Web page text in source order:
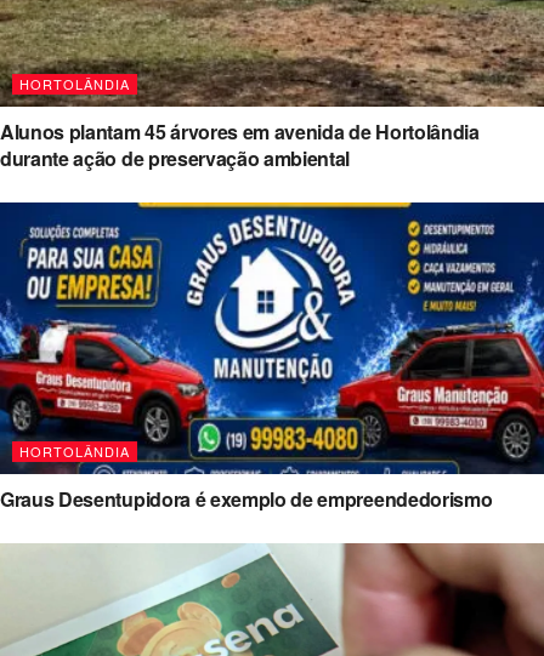
HORTOLÂNDIA
Alunos plantam 45 árvores em avenida de Hortolândia
durante ação de preservação ambiental
HORTOLÂNDIA
Graus Desentupidora é exemplo de empreendedorismo